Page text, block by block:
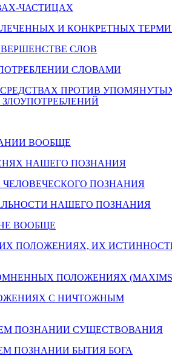
ЧАСТИЦАХ
И КОНКРЕТНЫХ
СЛОВ
СЛОВАМИ
О СРЕДСТВАХ ПРОТИВ
ВООБЩЕ
НАШЕГО ПОЗНАНИЯ
ЧЕЛОВЕЧЕСКОГО ПОЗНАНИЯ
НАШЕГО ПОЗНАНИЯ
ВООБЩЕ
ПОЛОЖЕНИЯХ, ИХ
ПОЛОЖЕНИЯХ
С НИЧТОЖНЫМ
ПОЗНАНИИ СУЩЕСТВОВАНИЯ
ПОЗНАНИИ БЫТИЯ БОГА